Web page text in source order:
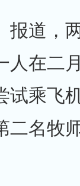
报道，
人在二
试乘飞
二名牧